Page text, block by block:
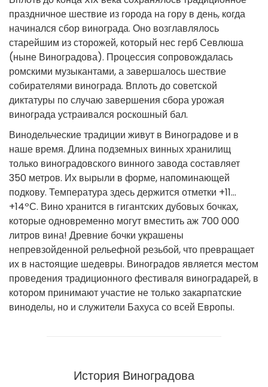
праздничное шествие из города на гору в день, когда
начинался сбор винограда. Оно возглавлялось
старейшим из сторожей, который нес герб Севлюша
(ныне Виноградова). Процессия сопровождалась
ромскими музыкантами, а завершалось шествие
собирателями винограда. Вплоть до советской
диктатуры по случаю завершения сбора урожая
винограда устраивался роскошный бал.
Винодельческие традиции живут в Виноградове и в
наше время. Длина подземных винных хранилищ
только виноградовского винного завода составляет
350 метров. Их вырыли в форме, напоминающей
подкову. Температура здесь держится отметки +11…
+14ºС. Вино хранится в гигантских дубовых бочках,
которые одновременно могут вместить аж 700 000
литров вина! Древние бочки украшены
непревзойденной рельефной резьбой, что превращает
их в настоящие шедевры. Виноградов является местом
проведения традиционного фестиваля виноградарей, в
котором принимают участие не только закарпатские
виноделы, но и служители Бахуса со всей Европы.
История Виноградова